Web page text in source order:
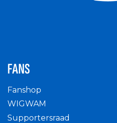
FANS
Fanshop
WIGWAM
Supportersraad